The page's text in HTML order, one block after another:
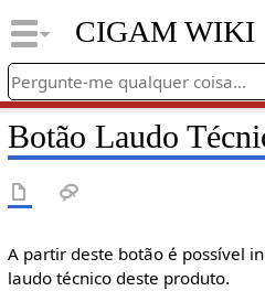
CIGAM WIKI
Botão Laudo
A partir deste botão é possível
laudo técnico deste produto.